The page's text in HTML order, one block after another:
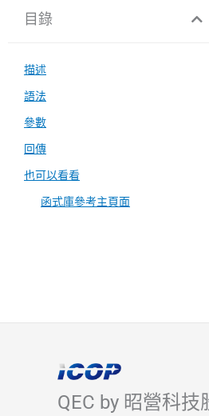
目錄
描述
語法
參數
回傳
也可以看看
函式庫參考主頁面
QEC by 昭營科技